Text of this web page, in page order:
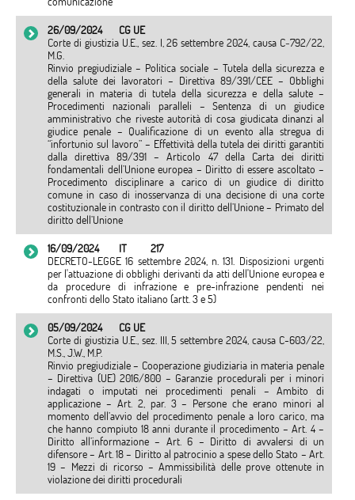
26/09/2024
CG UE
Corte di giustizia U.E., sez. I, 26 settembre 2024, causa C‑792/22,
M.G.
Rinvio pregiudiziale – Politica sociale – Tutela della sicurezza e
della salute dei lavoratori – Direttiva 89/391/CEE – Obblighi
generali in materia di tutela della sicurezza e della salute –
Procedimenti nazionali paralleli – Sentenza di un giudice
amministrativo che riveste autorità di cosa giudicata dinanzi al
giudice penale – Qualificazione di un evento alla stregua di
“infortunio sul lavoro” – Effettività della tutela dei diritti garantiti
dalla direttiva 89/391 – Articolo 47 della Carta dei diritti
fondamentali dell’Unione europea – Diritto di essere ascoltato –
Procedimento disciplinare a carico di un giudice di diritto
comune in caso di inosservanza di una decisione di una corte
costituzionale in contrasto con il diritto dell’Unione – Primato del
diritto dell’Unione
16/09/2024
IT
217
DECRETO-LEGGE 16 settembre 2024, n. 131. Disposizioni urgenti
per l'attuazione di obblighi derivanti da atti dell'Unione europea e
da procedure di infrazione e pre-infrazione pendenti nei
confronti dello Stato italiano (artt. 3 e 5)
05/09/2024
CG UE
Corte di giustizia U.E., sez. III, 5 settembre 2024, causa C-603/22,
M.S., J.W., M.P.
Rinvio pregiudiziale – Cooperazione giudiziaria in materia penale
– Direttiva (UE) 2016/800 – Garanzie procedurali per i minori
indagati o imputati nei procedimenti penali – Ambito di
applicazione – Art. 2, par. 3 – Persone che erano minori al
momento dell’avvio del procedimento penale a loro carico, ma
che hanno compiuto 18 anni durante il procedimento – Art. 4 –
Diritto all’informazione – Art. 6 – Diritto di avvalersi di un
difensore – Art. 18 – Diritto al patrocinio a spese dello Stato – Art.
19 – Mezzi di ricorso – Ammissibilità delle prove ottenute in
violazione dei diritti procedurali